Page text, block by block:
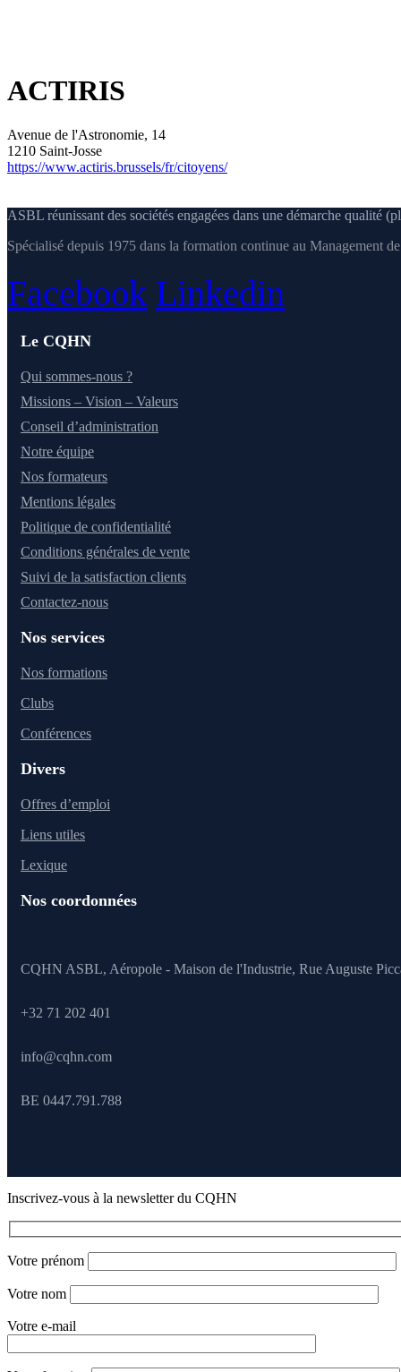
ACTIRIS
Avenue de l'Astronomie, 14
1210 Saint-Josse
https://www.actiris.brussels/fr/citoyens/
ASBL réunissant des sociétés engagées dans une démarche qualité
Spécialisé depuis 1975 dans la formation continue au Management
Facebook Linkedin
Le CQHN
Qui sommes-nous ?
Missions – Vision – Valeurs
Conseil d’administration
Notre équipe
Nos formateurs
Mentions légales
Politique de confidentialité
Conditions générales de vente
Suivi de la satisfaction clients
Contactez-nous
Nos services
Nos formations
Clubs
Conférences
Divers
Offres d’emploi
Liens utiles
Lexique
Nos coordonnées
CQHN ASBL, Aéropole - Maison de l'Industrie, Rue Auguste
+32 71 202 401
info@cqhn.com
BE 0447.791.788
Inscrivez-vous à la newsletter du CQHN
Votre prénom
Votre nom
Votre e-mail